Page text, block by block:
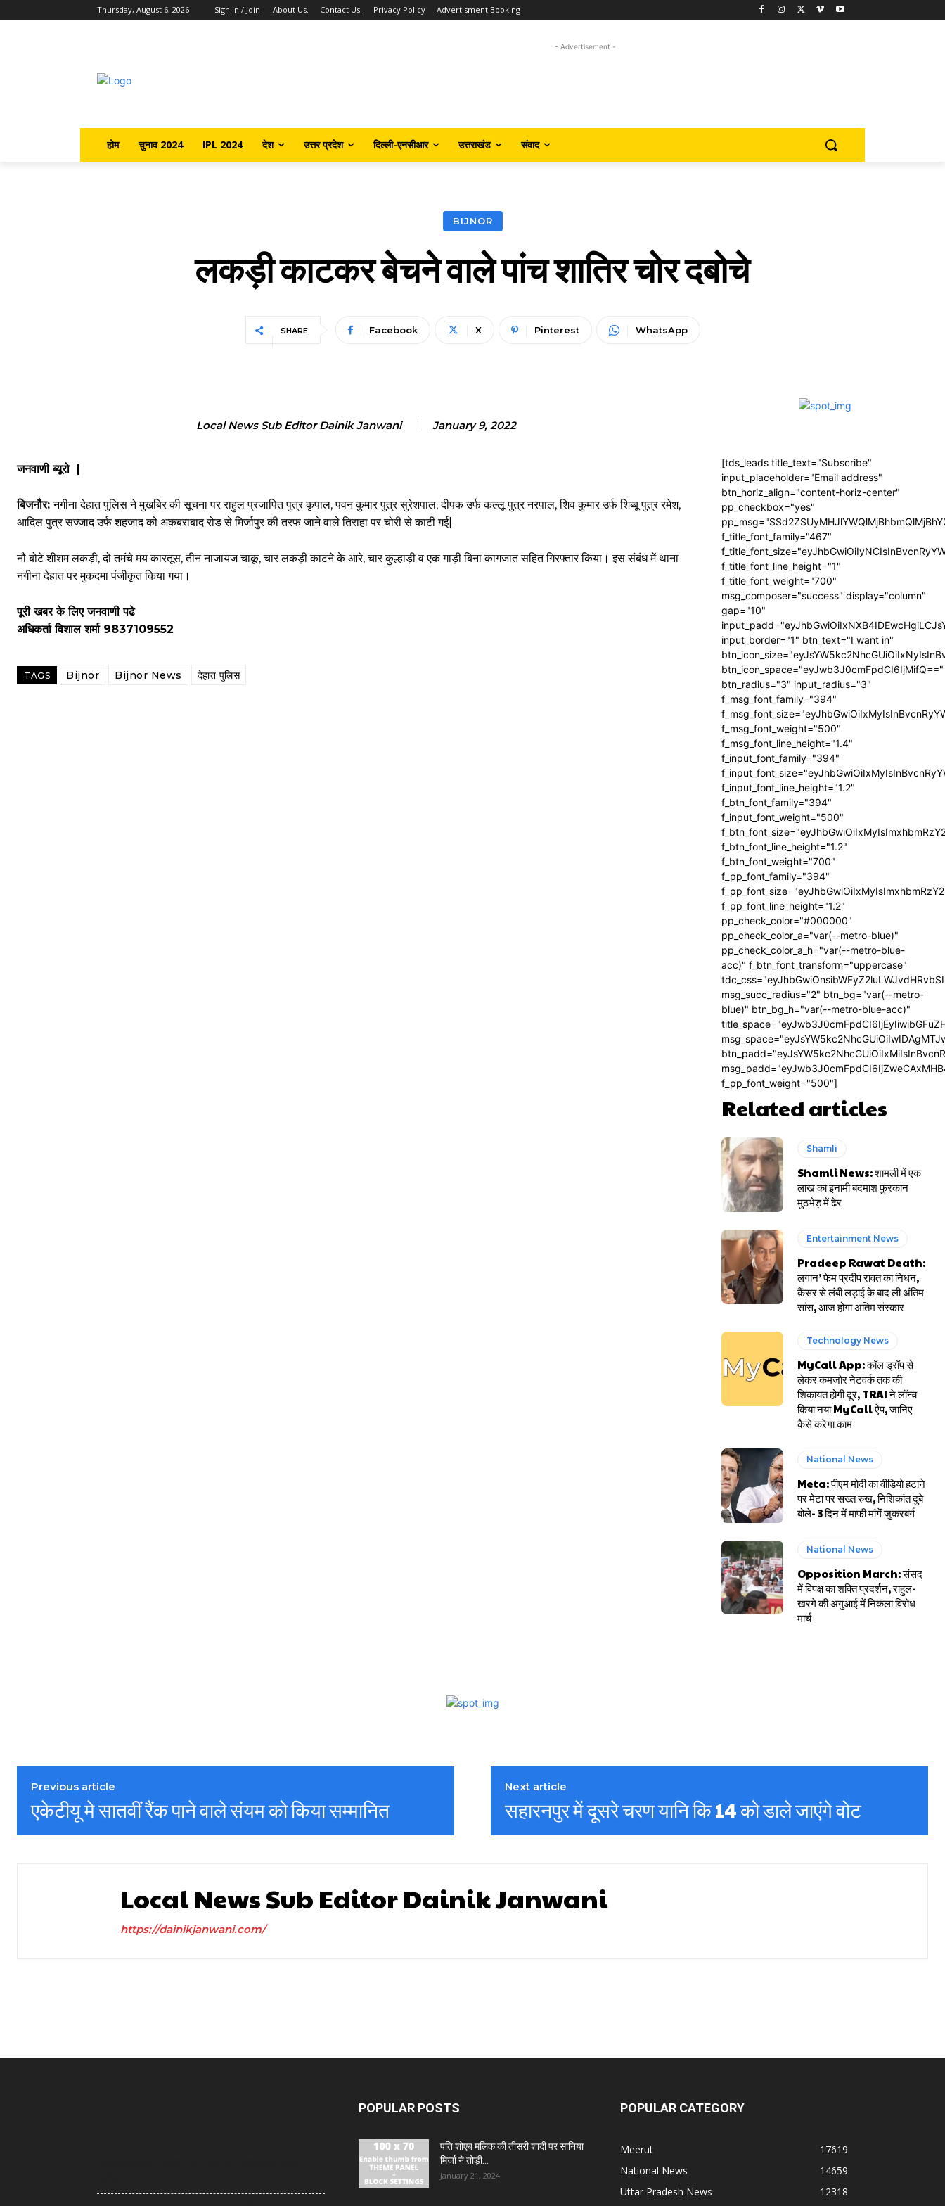
Thursday, August 6, 2026 Sign in / Join About Us. Contact Us. Privacy Policy Advertisment Booking
- Advertisement -
होम चुनाव 2024 IPL 2024 देश उत्तर प्रदेश दिल्ली-एनसीआर उत्तराखंड संवाद
BIJNOR
लकड़ी काटकर बेचने वाले पांच शातिर चोर दबोचे
SHARE Facebook X Pinterest WhatsApp
Local News Sub Editor Dainik Janwani January 9, 2022
जनवाणी ब्यूरो |
बिजनौर:नगीना देहात पुलिस ने मुखबिर की सूचना पर राहुल प्रजापित पुत्र कृपाल, पवन कुमार पुत्र सुरेशपाल, दीपक उर्फ कल्लू पुत्र नरपाल, शिव कुमार उर्फ शिब्बू पुत्र रमेश,
आदिल पुत्र सज्जाद उर्फ शहजाद को अकबराबाद रोड से मिर्जापुर की तरफ जाने वाले तिराहा पर चोरी से काटी गई|
नौ बोटे शीशम लकड़ी, दो तमंचे मय कारतूस, तीन नाजायज चाकू, चार लकड़ी काटने के आरे, चार कुल्हाड़ी व एक गाड़ी बिना कागजात सहित गिरफ्तार किया। इस संबंध में थाना
नगीना देहात पर मुकदमा पंजीकृत किया गया।
पूरी खबर के लिए जनवाणी पढे
अधिकर्ता विशाल शर्मा 9837109552
TAGS Bijnor Bijnor News देहात पुलिस
[tds_leads title_text="Subscribe"
input_placeholder="Email address"
btn_horiz_align="content-horiz-center"
pp_checkbox="yes"
f_title_font_family="467"
f_title_font_line_height="1"
f_title_font_weight="700"
msg_composer="success" display="column"
gap="10"
input_border="1" btn_text="I want in"
btn_icon_space="eyJwb3J0cmFpdCI6IjMifQ=="
btn_radius="3" input_radius="3"
f_msg_font_family="394"
f_msg_font_weight="500"
f_msg_font_line_height="1.4"
f_input_font_family="394"
f_input_font_line_height="1.2"
f_btn_font_family="394"
f_input_font_weight="500"
f_btn_font_line_height="1.2"
f_btn_font_weight="700"
f_pp_font_family="394"
f_pp_font_line_height="1.2"
pp_check_color="#000000"
pp_check_color_a="var(--metro-blue)"
pp_check_color_a_h="var(--metro-blue-
acc)" f_btn_font_transform="uppercase"
msg_succ_radius="2" btn_bg="var(--metro-
blue)" btn_bg_h="var(--metro-blue-acc)"
f_pp_font_weight="500"]
Related articles
Shamli
Shamli News: शामली में एक
लाख का इनामी बदमाश फुरकान
मुठभेड़ में ढेर
Entertainment News
Pradeep Rawat Death:
लगान’ फेम प्रदीप रावत का निधन,
कैंसर से लंबी लड़ाई के बाद ली अंतिम
सांस, आज होगा अंतिम संस्कार
Technology News
MyCall App: कॉल ड्रॉप से
लेकर कमजोर नेटवर्क तक की
शिकायत होगी दूर, TRAI ने लॉन्च
किया नया MyCall ऐप, जानिए
कैसे करेगा काम
National News
Meta: पीएम मोदी का वीडियो हटाने
पर मेटा पर सख्त रुख, निशिकांत दुबे
बोले- 3 दिन में माफी मांगें जुकरबर्ग
National News
Opposition March: संसद
में विपक्ष का शक्ति प्रदर्शन, राहुल-
खरगे की अगुआई में निकला विरोध
मार्च
Previous article
एकेटीयू मे सातवीं रैंक पाने वाले संयम को किया सम्मानित
Next article
सहारनपुर में दूसरे चरण यानि कि 14 को डाले जाएंगे वोट
Local News Sub Editor Dainik Janwani
https://dainikjanwani.com/
POPULAR POSTS
पति शोएब मलिक की तीसरी शादी पर सानिया
मिर्जा ने तोड़ी...
January 21, 2024
POPULAR CATEGORY
Meerut
17619
National News
14659
Uttar Pradesh News
12318